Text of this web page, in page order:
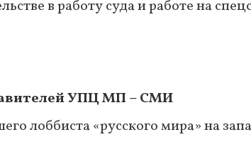
в работу суда и работе на
УПЦ МП – СМИ
лоббиста «русского мира» на